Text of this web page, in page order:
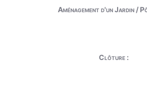
Aménagement d'un Jardin /
Clôture :